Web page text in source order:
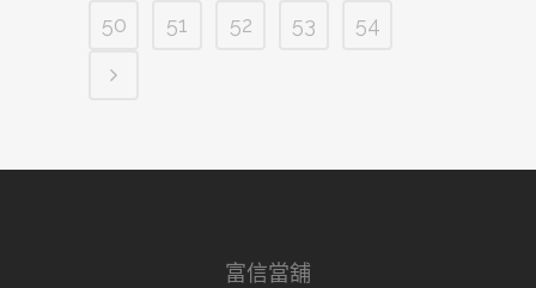
50
51 52 53 54
富信當舖